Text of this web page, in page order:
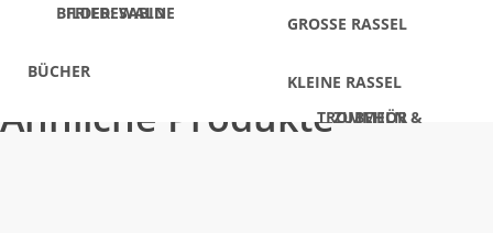
BILDER: SABINE FRIEDEWALD
BÜCHER
GROSSE RASSEL
KLEINE RASSEL
TROMMELN & ZUBEHÖR
Ähnliche Produkte